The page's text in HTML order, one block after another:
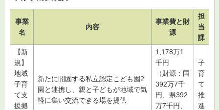
事業
名
内容
事業費と財
源
担
当
課
【新
規】
地域
子育
て支
援拠
新たに開園する私立認定こども園2
園と連携し、親と子どもが地域で気
軽に集い交流できる場を提供
1,178万1
千円
（財源：国
392万7千
円、県392
万7千円、
子
育
て
推
進